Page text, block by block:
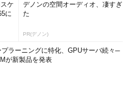
ケ
に
デノンの空間オーディオ、凄すぎ
た
PR(デノン)
ラーニングに特化、GPUサーバ続々─
が新製品を発表